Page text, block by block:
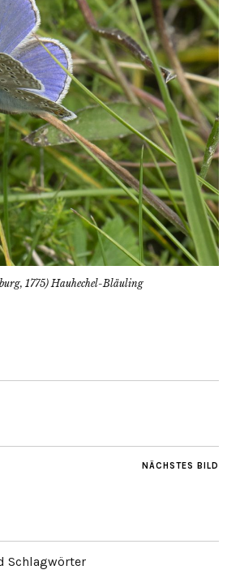
1775) Hauhechel-Bläuling
NÄCHSTES BILD
Schlagwörter